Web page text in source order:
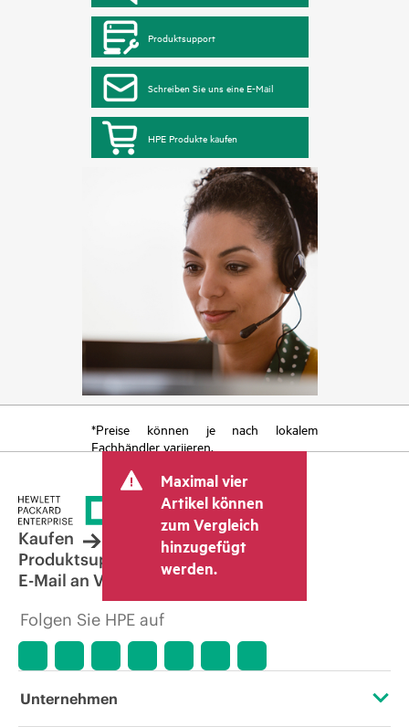
Produktsupport
Schreiben Sie uns eine E-Mail
HPE Produkte kaufen
*Preise können je nach lokalem
Fachhändler variieren.
Maximal vier
Artikel können
zum Vergleich
hinzugefügt
werden.
Kaufen
Produktsupport
E-Mail an Vertrieb
Folgen Sie HPE auf
Unternehmen